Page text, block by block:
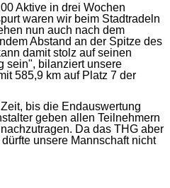
Aktive in drei Wochen
waren wir beim Stadtradeln
nun auch nach dem
Abstand an der Spitze des
damit stolz auf seinen
sein", bilanziert unsere
585,9 km auf Platz 7 der
bis die Endauswertung
geben allen Teilnehmern
Da das THG aber
unsere Mannschaft nicht